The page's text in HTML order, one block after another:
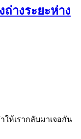
ถ่างระยะห่าง
ให้เรากลับมาเจอกัน